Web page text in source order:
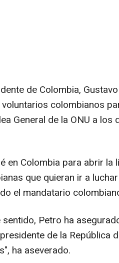
de Colombia,
colombianos
General de la ONU a
en Colombia para abrir
que quieran ir a
el mandatario
sentido, Petro ha
de la República
ha aseverado.